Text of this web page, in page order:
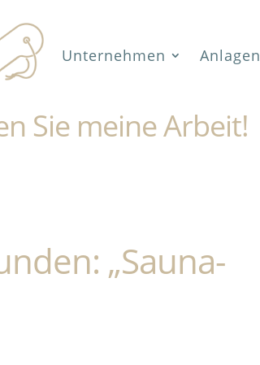
Unternehmen Anlagen
Sie meine Arbeit!
„Sauna-